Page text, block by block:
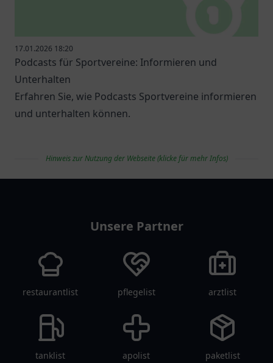
17.01.2026 18:20
Podcasts für Sportvereine: Informieren und
Unterhalten
Erfahren Sie, wie Podcasts Sportvereine informieren
und unterhalten können.
Hinweis zur Nutzung der Webseite (klicke für mehr Infos)
Unsere Partner
restaurantlist pflegelist arztlist
tanklist apolist paketlist